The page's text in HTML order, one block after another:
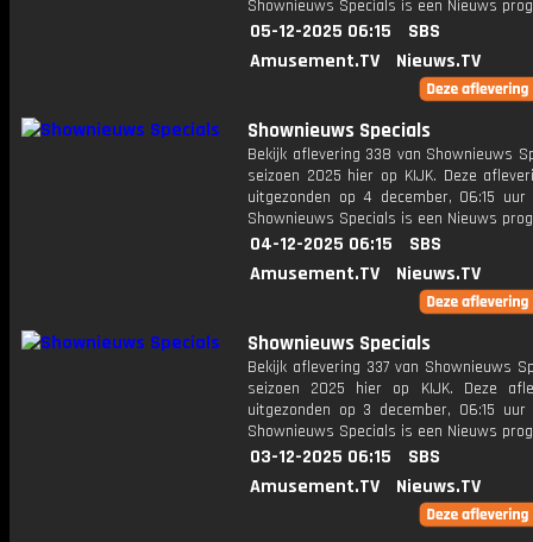
Shownieuws Specials is een Nieuws
05-12-2025 06:15
SBS
Amusement.TV
Nieuws.TV
Shownieuws Specials
Bekijk aflevering 338 van Shownieuws
seizoen 2025 hier op KIJK. Deze
uitgezonden op 4 december, 06:15 uur
Shownieuws Specials is een Nieuws
04-12-2025 06:15
SBS
Amusement.TV
Nieuws.TV
Shownieuws Specials
Bekijk aflevering 337 van Shownieuws
seizoen 2025 hier op KIJK. Deze
uitgezonden op 3 december, 06:15 uur
Shownieuws Specials is een Nieuws
03-12-2025 06:15
SBS
Amusement.TV
Nieuws.TV